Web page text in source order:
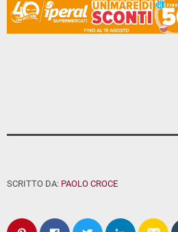
SCRITTO DA: PAOLO CROCE